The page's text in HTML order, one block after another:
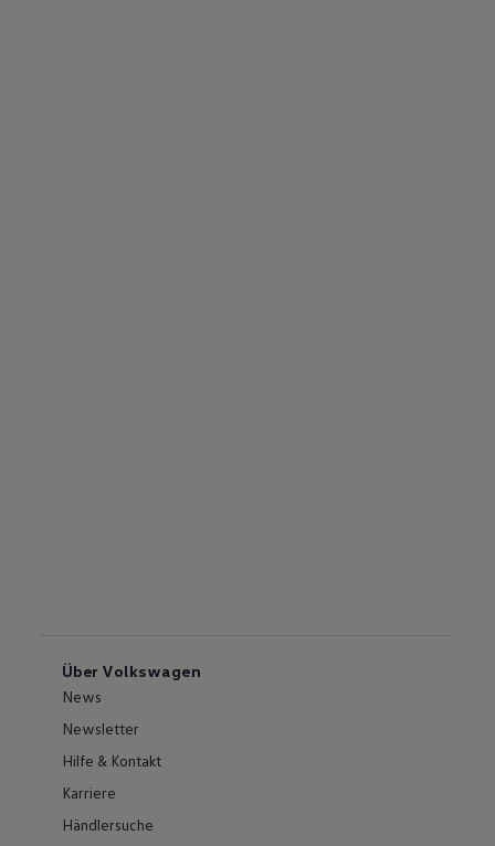
Über Volkswagen
News
Newsletter
Hilfe & Kontakt
Karriere
Händlersuche